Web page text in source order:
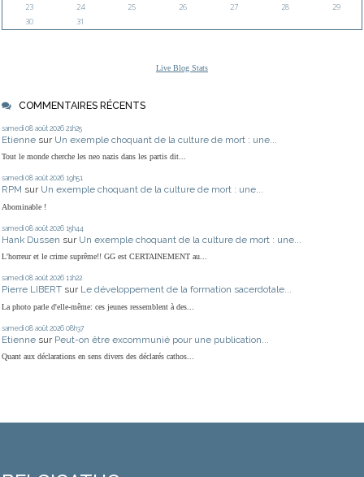
23
24 25 26 27 28
29
30
31
Live Blog Stats
COMMENTAIRES RÉCENTS
samedi 08 août 2026 21h25
Etienne sur Un exemple choquant de la culture de mort : une...
Tout le monde cherche les neo nazis dans les partis dit...
samedi 08 août 2026 19h51
RPM sur Un exemple choquant de la culture de mort : une...
Abominable !
samedi 08 août 2026 15h44
Hank Dussen sur Un exemple choquant de la culture de mort : une...
L'horreur et le crime suprême!! GG est CERTAINEMENT au...
samedi 08 août 2026 11h22
Pierre LIBERT sur Le développement de la formation sacerdotale...
La photo parle d'elle-même: ces jeunes ressemblent à des...
samedi 08 août 2026 08h37
Etienne sur Peut-on être excommunié pour une publication...
Quant aux déclarations en sens divers des déclarés cathos...